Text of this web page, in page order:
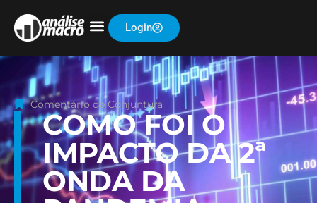
Login
Comentário de Conjuntura
COMO FOI O
IMPACTO DA 2ª
ONDA DA